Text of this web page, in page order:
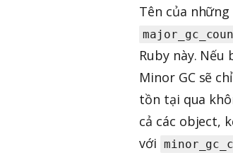
Tên của
Ruby này.
Minor GC sẽ
tồn tại qua
cả các object,
với